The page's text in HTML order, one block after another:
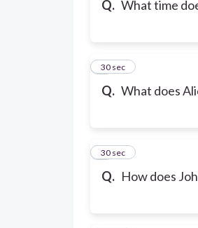
Q. What time
Q. What does
2
30 sec
Q. How does
3
30 sec